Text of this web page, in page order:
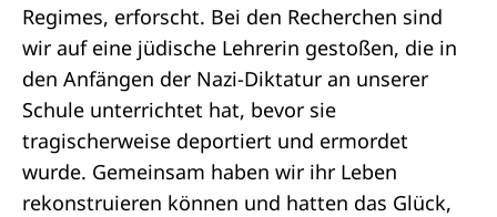
Regimes, erforscht. Bei den Recherchen sind
wir auf eine jüdische Lehrerin gestoßen, die in
den Anfängen der Nazi-Diktatur an unserer
Schule unterrichtet hat, bevor sie
tragischerweise deportiert und ermordet
wurde. Gemeinsam haben wir ihr Leben
rekonstruieren können und hatten das Glück,